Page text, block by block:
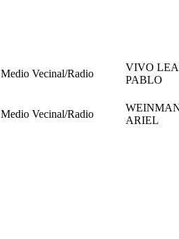
Medio Vecinal/Radio
VIVO
PABLO
Medio Vecinal/Radio
ARIEL